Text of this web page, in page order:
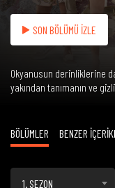
SON BÖLÜMÜ İZLE
Okyanusun derinliklerine
yakından tanımanın ve
BÖLÜMLER BENZER
1. SEZON